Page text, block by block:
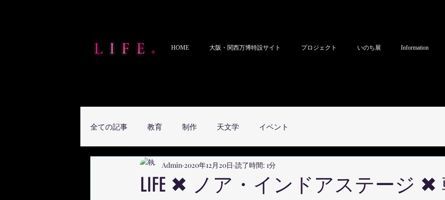
HOME 大阪・関西万博特設サイト プロジェクト いのち展 Information
全ての記事 教育 制作 天文学 イベント
LIFE ✖︎ ノア・インドアステージ ✖︎
Admin 2020年12月20日 読了時間: 1分